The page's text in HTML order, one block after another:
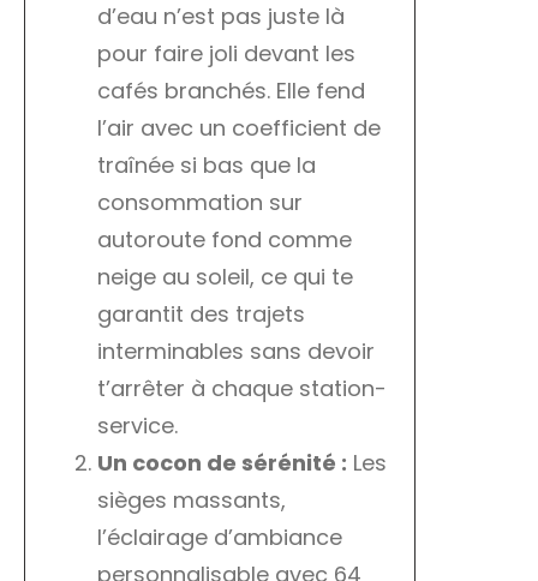
d’eau n’est pas juste là
pour faire joli devant les
cafés branchés. Elle fend
l’air avec un coefficient de
traînée si bas que la
consommation sur
autoroute fond comme
neige au soleil, ce qui te
garantit des trajets
interminables sans devoir
t’arrêter à chaque station-
service.
Un cocon de sérénité : Les
sièges massants,
l’éclairage d’ambiance
personnalisable avec 64